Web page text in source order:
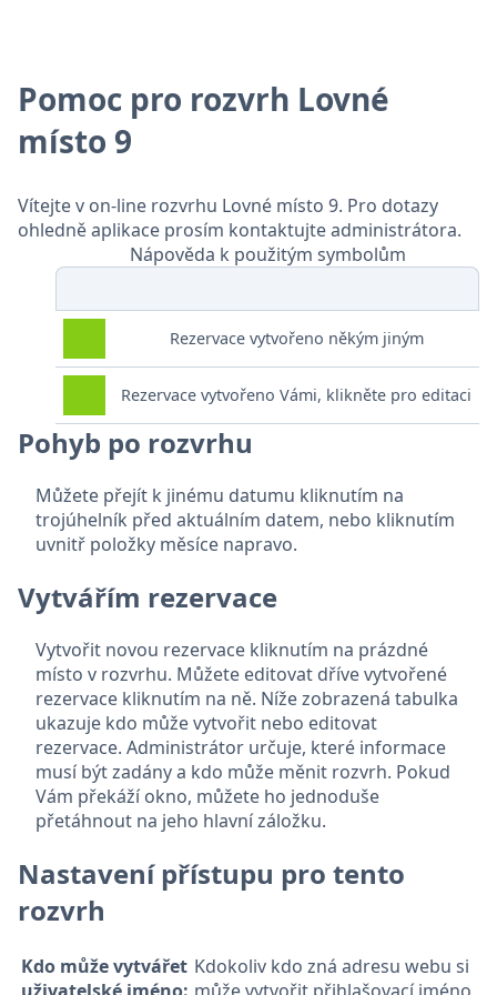
Pomoc pro rozvrh Lovné
místo 9
Vítejte v on-line rozvrhu Lovné místo 9. Pro dotazy
ohledně aplikace prosím kontaktujte administrátora.
Nápověda k použitým symbolům
Rezervace vytvořeno někým jiným
Rezervace vytvořeno Vámi, klikněte pro editaci
Pohyb po rozvrhu
Můžete přejít k jinému datumu kliknutím na
trojúhelník před aktuálním datem, nebo kliknutím
uvnitř položky měsíce napravo.
Vytvářím rezervace
Vytvořit novou rezervace kliknutím na prázdné
místo v rozvrhu. Můžete editovat dříve vytvořené
rezervace kliknutím na ně. Níže zobrazená tabulka
ukazuje kdo může vytvořit nebo editovat
rezervace. Administrátor určuje, které informace
musí být zadány a kdo může měnit rozvrh. Pokud
Vám překáží okno, můžete ho jednoduše
přetáhnout na jeho hlavní záložku.
Nastavení přístupu pro tento
rozvrh
Kdo může vytvářet
uživatelské jméno:
Kdokoliv kdo zná adresu webu si
může vytvořit přihlašovací jméno.